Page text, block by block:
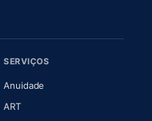
aba)
aba)
SERVIÇOS
Anuidade
ART(abre em nova aba)